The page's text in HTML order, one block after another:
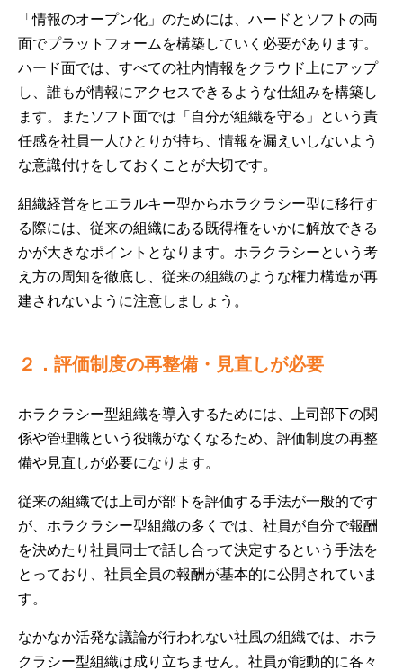
「情報のオープン化」のためには、ハードとソフトの両
面でプラットフォームを構築していく必要があります。
ハード面では、すべての社内情報をクラウド上にアップ
し、誰もが情報にアクセスできるような仕組みを構築し
ます。またソフト面では「自分が組織を守る」という責
任感を社員一人ひとりが持ち、情報を漏えいしないよう
な意識付けをしておくことが大切です。
組織経営をヒエラルキー型からホラクラシー型に移行す
る際には、従来の組織にある既得権をいかに解放できる
かが大きなポイントとなります。ホラクラシーという考
え方の周知を徹底し、従来の組織のような権力構造が再
建されないように注意しましょう。
２．評価制度の再整備・見直しが必要
ホラクラシー型組織を導入するためには、上司部下の関
係や管理職という役職がなくなるため、評価制度の再整
備や見直しが必要になります。
従来の組織では上司が部下を評価する手法が一般的です
が、ホラクラシー型組織の多くでは、社員が自分で報酬
を決めたり社員同士で話し合って決定するという手法を
とっており、社員全員の報酬が基本的に公開されていま
す。
なかなか活発な議論が行われない社風の組織では、ホラ
クラシー型組織は成り立ちません。社員が能動的に各々